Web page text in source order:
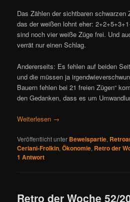
Das Zählen der sichtbaren schwarzen
das der weißen lohnt eher:
sind noch vier weiße Züge frei. Und
verrät nur einen Schlag.
Andererseits: Es fehlen auf beiden
und die müssen ja
Bauern fehlen bei 21 freien Zügen“
den Gedanken, dass es um
Weiterlesen →
Veröffentlicht unter Beweispartie,
Ceriani-Frolkin,Ökonomie, Retro der
1 Antwort
Retro der Woche 52/